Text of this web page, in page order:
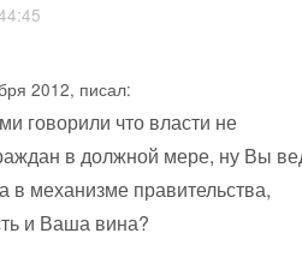
2012, писал:
говорили что власти не
в должной мере, ну Вы
в механизме правительства,
и Ваша вина?